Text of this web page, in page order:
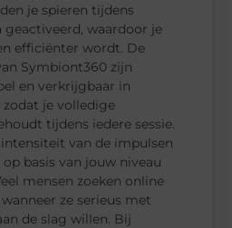
je spieren tijdens
geactiveerd, waardoor je
efficiënter wordt. De
Symbiont360 zijn
en verkrijgbaar in
je volledige
tijdens iedere sessie.
van de impulsen
basis van jouw niveau
mensen zoeken online
ze serieus met
de slag willen. Bij